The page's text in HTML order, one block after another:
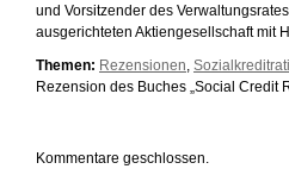
und Vorsitzender des
ausgerichteten Aktiengesellschaft mit
Themen: Rezensionen
Rezension des Buches „Social Credit
Kommentare geschlossen.